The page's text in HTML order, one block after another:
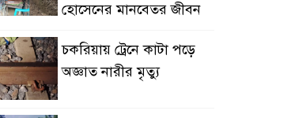
হোসেনের মানবেতর জীবন
চকরিয়ায় ট্রেনে কাটা পড়ে
অজ্ঞাত নারীর মৃত্যু